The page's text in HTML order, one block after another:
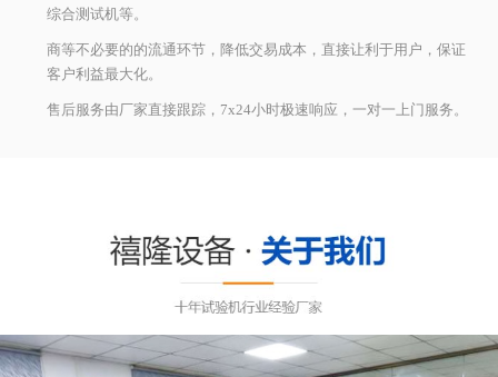
综合测试机等。
商等不必要的的流通环节，降低交易成本，直接让利于用户，保证
客户利益最大化。
售后服务由厂家直接跟踪，7x24小时极速响应，一对一上门服务。